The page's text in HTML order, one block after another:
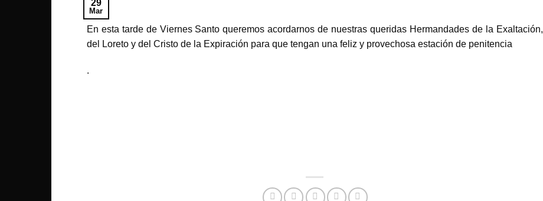
29
Mar
En esta tarde de Viernes Santo queremos acordarnos de nuestras queridas Hermandades de la Exaltación,
del Loreto y del Cristo de la Expiración para que tengan una feliz y provechosa estación de penitencia
.